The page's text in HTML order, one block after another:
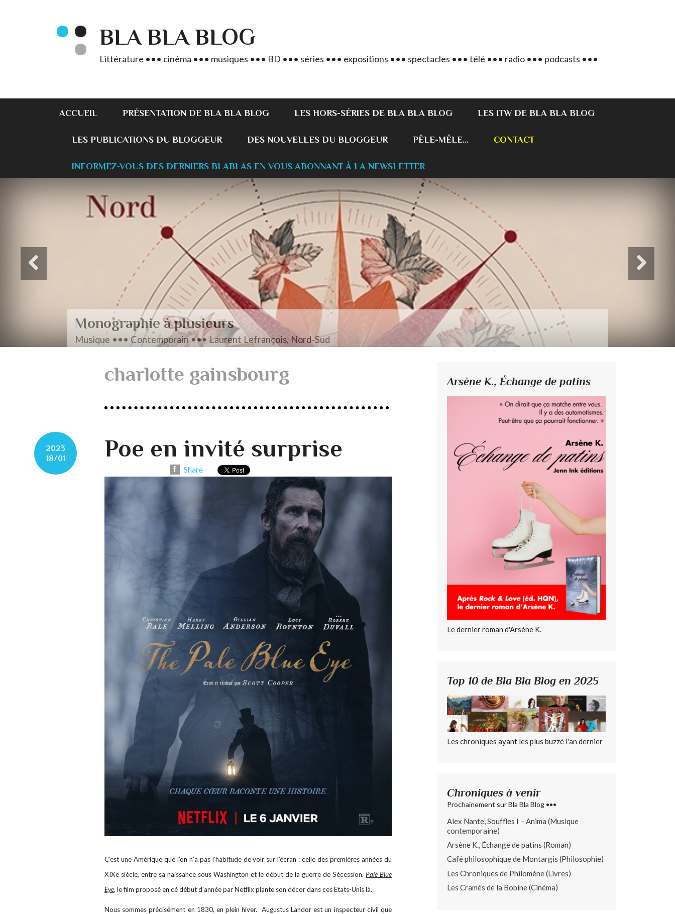
BLA BLA BLOG
Littérature ••• cinéma ••• musiques ••• BD ••• séries ••• expositions ••• spectacles ••• télé ••• radio ••• podcasts •••
ACCUEIL PRÉSENTATION DE BLA BLA BLOG LES HORS-SÉRIES DE BLA BLA BLOG LES ITW DE BLA BLA BLOG
LES PUBLICATIONS DU BLOGGEUR DES NOUVELLES DU BLOGGEUR PÊLE-MÊLE... CONTACT
INFORMEZ-VOUS DES DERNIERS BLABLAS EN VOUS ABONNANT À LA NEWSLETTER
Monographie à plusieurs
Musique ••• Contemporain ••• Laurent Lefrançois, Nord-Sud
charlotte gainsbourg
2023
18/01
Poe en invité surprise
Share
C’est une Amérique que l’on n’a pas l’habitude de voir sur l’écran : celle des premières années du
XIXe siècle, entre sa naissance sous Washington et le début de la guerre de Sécession. Pale Blue
Eye, le film proposé en cé début d'année par Netflix plante son décor dans ces Etats-Unis là.
Nous sommes précisément en 1830, en plein hiver. Augustus Landor est un inspecteur civil que
Arsène K., Échange de patins
Le dernier roman d'Arsène K.
Top 10 de Bla Bla Blog en 2025
Les chroniques ayant les plus buzzé l'an dernier
Chroniques à venir
Prochainement sur Bla Bla Blog •••
Alex Nante, Souffles I – Anima (Musique
contemporaine)
Arsène K., Échange de patins (Roman)
Café philosophique de Montargis (Philosophie)
Les Chroniques de Philomène (Livres)
Les Cramés de la Bobine (Cinéma)